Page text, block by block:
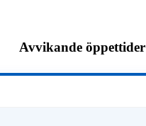
Avvikande öppettider